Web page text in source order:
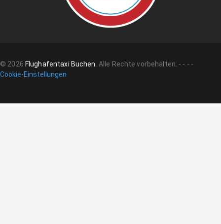
© 2026 Flughafentaxi Buchen. Alle Rechte vorbehalten. - - - -
Cookie-Einstellungen